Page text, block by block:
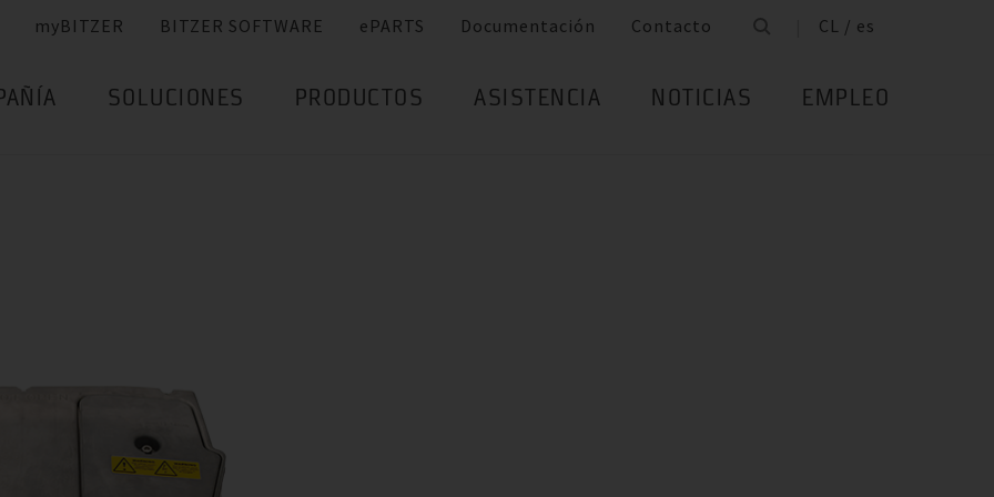
myBITZER BITZER SOFTWARE ePARTS Documentación Contacto CL / es
SOLUCIONES PRODUCTOS ASISTENCIA NOTICIAS EMPLEO